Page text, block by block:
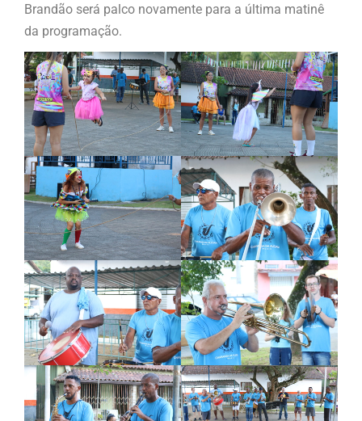
Brandão será palco novamente para a última matinê
da programação.